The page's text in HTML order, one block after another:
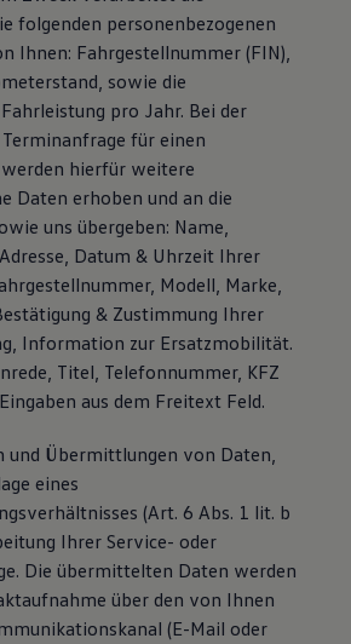
folgenden personenbezogenen
Ihnen: Fahrgestellnummer (FIN),
sowie die
pro Jahr. Bei der
für einen
hierfür weitere
Daten erhoben und an die
uns übergeben: Name,
Datum & Uhrzeit Ihrer
Modell, Marke,
& Zustimmung Ihrer
Information zur Ersatzmobilität.
Titel, Telefonnummer, KFZ
aus dem Freitext Feld.
und Übermittlungen von Daten,
eines
(Art. 6 Abs. 1 lit. b
Ihrer Service- oder
Die übermittelten Daten werden
über den von Ihnen
(E-Mail oder